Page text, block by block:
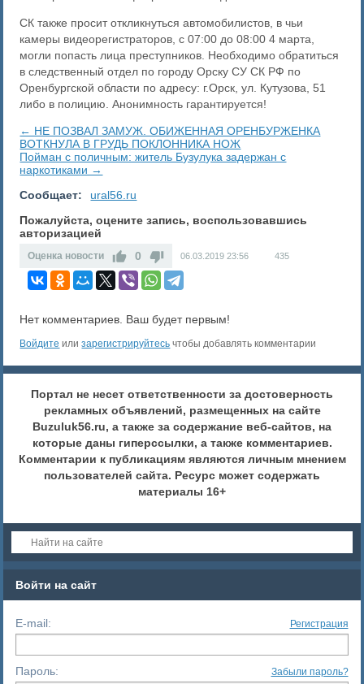
СК также просит откликнуться автомобилистов, в чьи
камеры видеорегистраторов, с 07:00 до 08:00 4 марта,
могли попасть лица преступников. Необходимо обратиться
в следственный отдел по городу Орску СУ СК РФ по
Оренбургской области по адресу: г.Орск, ул. Кутузова, 51
либо в полицию. Анонимность гарантируется!
← ​НЕ ПОЗВАЛ ЗАМУЖ. ОБИЖЕННАЯ ОРЕНБУРЖЕНКА
ВОТКНУЛА В ГРУДЬ ПОКЛОННИКА НОЖ
Пойман с поличным: житель Бузулука задержан с
наркотиками →
Сообщает:
ural56.ru
Пожалуйста, оцените запись, воспользовавшись
авторизацией
Оценка новости 0 06.03.2019 23:56 435
Нет комментариев. Ваш будет первым!
Войдите илизарегистрируйтесь чтобы добавлять комментарии
Портал не несет ответственности за достоверность
рекламных объявлений, размещенных на сайте
Buzuluk56.ru, а также за содержание веб-сайтов, на
которые даны гиперссылки, а также комментариев.
Комментарии к публикациям являются личным мнением
пользователей сайта. Ресурс может содержать
материалы 16+
Войти на сайт
E-mail: Регистрация
Пароль: Забыли пароль?